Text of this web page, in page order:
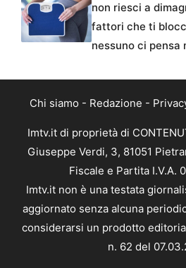
non riesci a
fattori che ti
nessuno ci pensa
Chi siamo - Redazione -
Imtv.it di proprietà di
Giuseppe Verdi, 3, 81051
Fiscale e Partita I.V.A.
Imtv.it non è una testata
aggiornato senza alcuna
considerarsi un prodotto
n. 62 del